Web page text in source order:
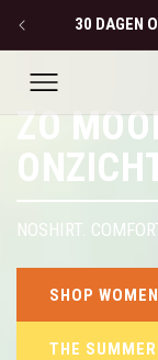
NAAR DE30 DAGEN
ZO
NOSHIRT.
SHOP
THE